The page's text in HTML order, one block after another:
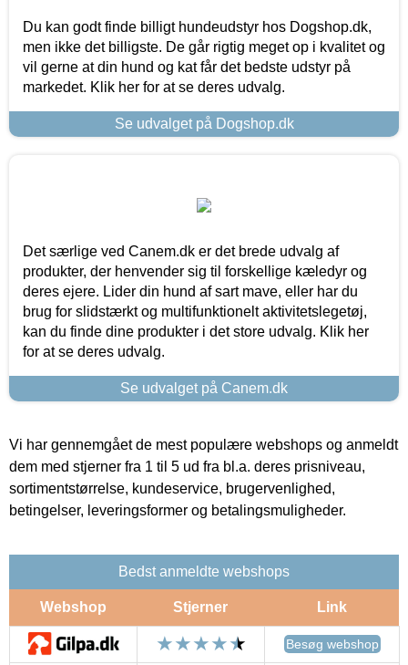
Du kan godt finde billigt hundeudstyr hos Dogshop.dk,
men ikke det billigste. De går rigtig meget op i kvalitet og
vil gerne at din hund og kat får det bedste udstyr på
markedet. Klik her for at se deres udvalg.
Se udvalget på Dogshop.dk
Det særlige ved Canem.dk er det brede udvalg af
produkter, der henvender sig til forskellige kæledyr og
deres ejere. Lider din hund af sart mave, eller har du
brug for slidstærkt og multifunktionelt aktivitetslegetøj,
kan du finde dine produkter i det store udvalg. Klik her
for at se deres udvalg.
Se udvalget på Canem.dk
Vi har gennemgået de mest populære webshops og anmeldt
dem med stjerner fra 1 til 5 ud fra bl.a. deres prisniveau,
sortimentstørrelse, kundeservice, brugervenlighed,
betingelser, leveringsformer og betalingsmuligheder.
Bedst anmeldte webshops
Webshop Stjerner Link
Besøg webshop